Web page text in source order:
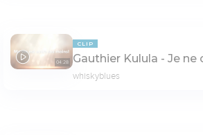
04:28
CLIP
Gauthier Kulula - Je ne
whiskyblues